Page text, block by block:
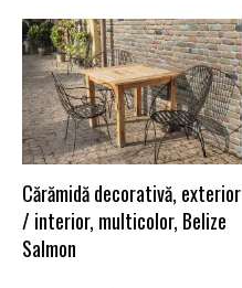
Cărămidă decorativă, exterior
/ interior, multicolor, Belize
Salmon